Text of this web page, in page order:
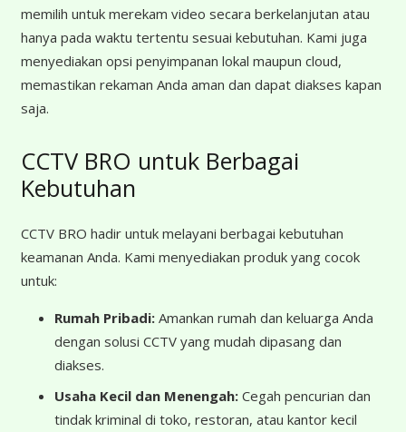
memilih untuk merekam video secara berkelanjutan atau
hanya pada waktu tertentu sesuai kebutuhan. Kami juga
menyediakan opsi penyimpanan lokal maupun cloud,
memastikan rekaman Anda aman dan dapat diakses kapan
saja.
CCTV BRO untuk Berbagai
Kebutuhan
CCTV BRO hadir untuk melayani berbagai kebutuhan
keamanan Anda. Kami menyediakan produk yang cocok
untuk:
Rumah Pribadi: Amankan rumah dan keluarga Anda
dengan solusi CCTV yang mudah dipasang dan
diakses.
Usaha Kecil dan Menengah: Cegah pencurian dan
tindak kriminal di toko, restoran, atau kantor kecil